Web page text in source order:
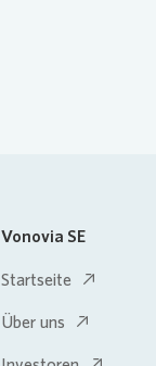
Vonovia SE
Startseite
Über uns